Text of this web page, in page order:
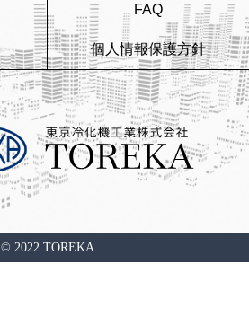
FAQ
個人情報保護方針
© 2022 TOREKA